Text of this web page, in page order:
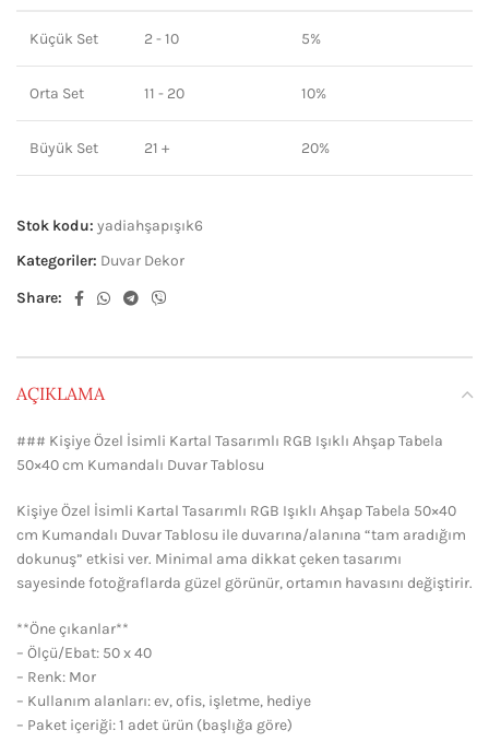
Küçük Set 2 - 10 5%
Orta Set 11 - 20 10%
Büyük Set 21 + 20%
Stok kodu: yadiahşapışık6
Kategoriler: Duvar Dekor
Share:
AÇIKLAMA
### Kişiye Özel İsimli Kartal Tasarımlı RGB Işıklı Ahşap Tabela
50×40 cm Kumandalı Duvar Tablosu
Kişiye Özel İsimli Kartal Tasarımlı RGB Işıklı Ahşap Tabela 50×40
cm Kumandalı Duvar Tablosu ile duvarına/alanına “tam aradığım
dokunuş” etkisi ver. Minimal ama dikkat çeken tasarımı
sayesinde fotoğraflarda güzel görünür, ortamın havasını değiştirir.
**Öne çıkanlar**
– Ölçü/Ebat: 50 x 40
– Renk: Mor
– Kullanım alanları: ev, ofis, işletme, hediye
– Paket içeriği: 1 adet ürün (başlığa göre)